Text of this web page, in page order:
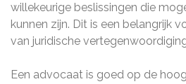
willekeurige beslissingen die
kunnen zijn. Dit is een belangrijk
van juridische
Een advocaat is goed op de